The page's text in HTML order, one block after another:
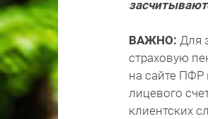
ВАЖНО: Для
страховую
на сайте ПФР
лицевого
клиентских